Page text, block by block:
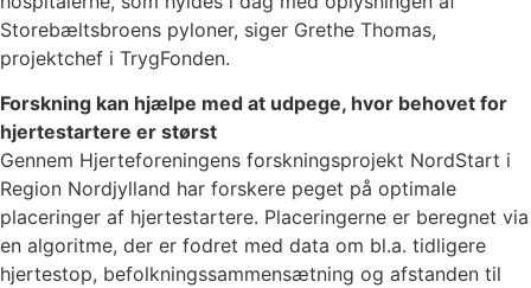
Storebæltsbroens pyloner, siger Grethe Thomas,
projektchef i TrygFonden.
Forskning kan hjælpe med at udpege, hvor behovet for
hjertestartere er størst
Gennem Hjerteforeningens forskningsprojekt NordStart i
Region Nordjylland har forskere peget på optimale
placeringer af hjertestartere. Placeringerne er beregnet via
en algoritme, der er fodret med data om bl.a. tidligere
hjertestop, befolkningssammensætning og afstanden til